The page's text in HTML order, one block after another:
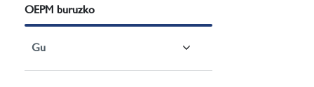
OEPM buruzko
Gu